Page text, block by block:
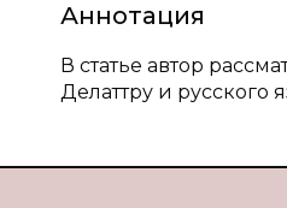
Аннотация
В статье автор
Делаттру и русского